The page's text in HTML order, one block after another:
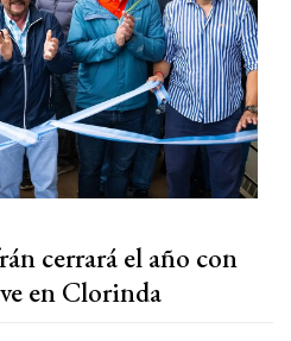
cerrará el año con
en Clorinda